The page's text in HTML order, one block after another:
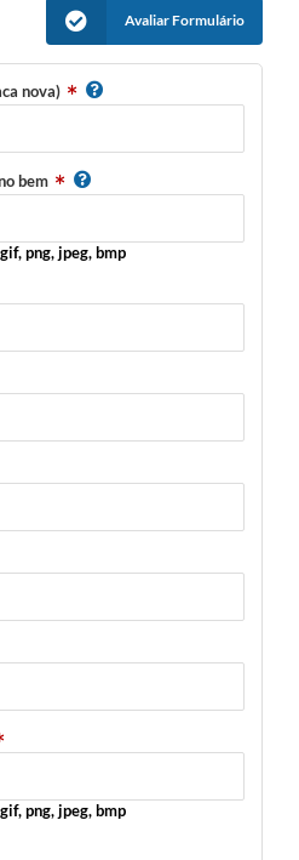
Avaliar Formulário
nova)
bem
png, jpeg, bmp
png, jpeg, bmp